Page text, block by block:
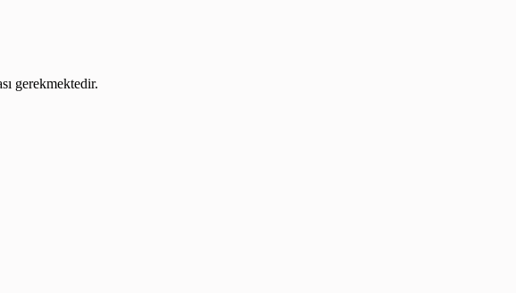
gerekmektedir.